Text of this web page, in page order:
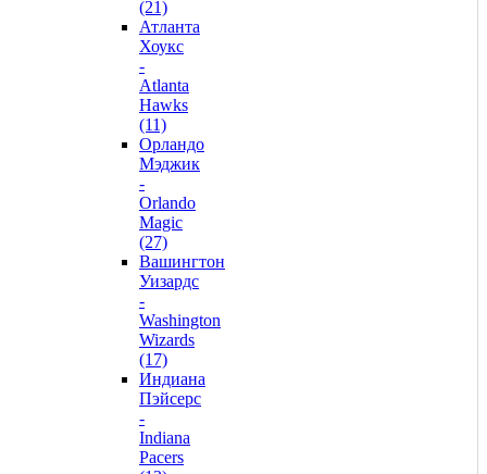
(21)
Атланта
Хоукс
-
Atlanta
Hawks
(11)
Орландо
Мэджик
-
Orlando
Magic
(27)
Вашингтон
Уизардс
-
Washington
Wizards
(17)
Индиана
Пэйсерс
-
Indiana
Pacers